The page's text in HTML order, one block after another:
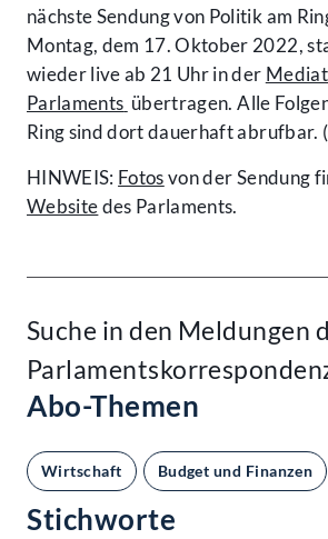
nächste Sendung von Politik am
Montag, dem 17. Oktober 2022,
wieder live ab 21 Uhr in der
Parlaments übertragen. Alle
Ring sind dort dauerhaft abrufbar.
HINWEIS: Fotosvon der Sendung
Websitedes Parlaments.
Suche in den Meldungen
Abo-Themen
Wirtschaft Budget und Finanzen
Stichworte